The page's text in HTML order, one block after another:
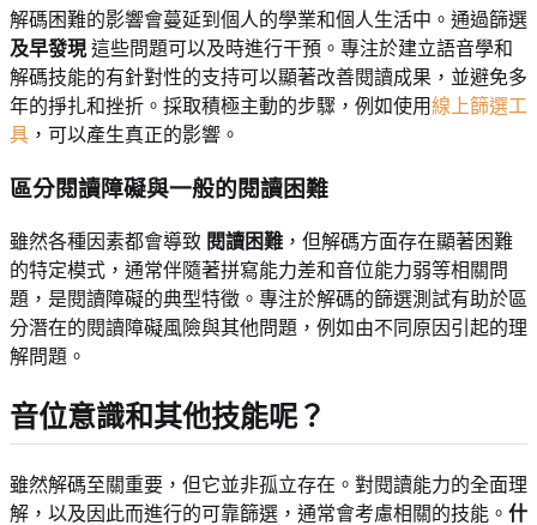
解碼困難的影響會蔓延到個人的學業和個人生活中。通過篩選
及早發現這些問題可以及時進行干預。專注於建立語音學和
解碼技能的有針對性的支持可以顯著改善閱讀成果，並避免多
年的掙扎和挫折。採取積極主動的步驟，例如使用線上篩選工
具 ，可以產生真正的影響。
區分閱讀障礙與一般的閱讀困難
雖然各種因素都會導致 閱讀困難 ，但解碼方面存在顯著困難
的特定模式，通常伴隨著拼寫能力差和音位能力弱等相關問
題，是閱讀障礙的典型特徵。專注於解碼的篩選測試有助於區
分潛在的閱讀障礙風險與其他問題，例如由不同原因引起的理
解問題。
音位意識和其他技能呢？
雖然解碼至關重要，但它並非孤立存在。對閱讀能力的全面理
解，以及因此而進行的可靠篩選，通常會考慮相關的技能。 什